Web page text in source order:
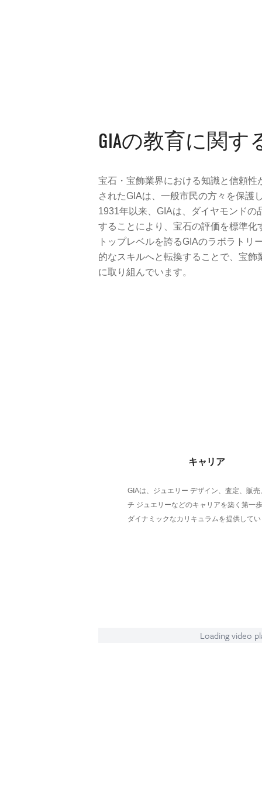
GIAの教育に関
宝石・宝飾業界における知識と信頼
されたGIAは、一般市民の方々を保護
1931年以来、GIAは、ダイヤモンド
することにより、宝石の評価を標準
トップレベルを誇るGIAのラボラトリ
的なスキルへと転換することで、宝
に取り組んでいます。
キャリア
GIAは、ジュエリー デザイン、査定、販売
チ ジュエリーなどのキャリアを築く第一
ダイナミックなカリキュラムを提供して
Loading video